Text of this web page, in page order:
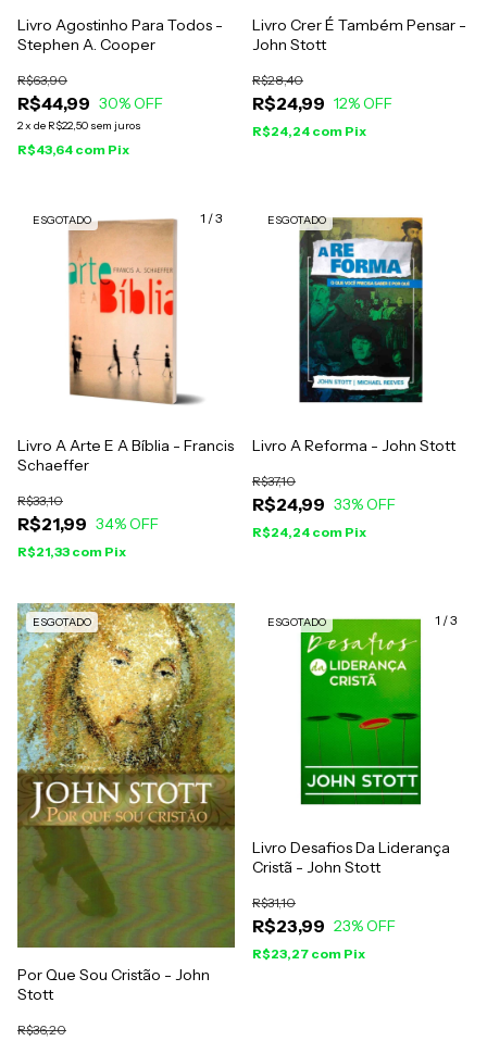
Livro Agostinho Para Todos -
Stephen A. Cooper
R$44,99
R$63,90
30% OFF
2x de R$22,50 sem juros
R$43,64 com Pix
Livro Crer É Também Pensar -
John Stott
R$24,99
R$28,40
12% OFF
R$24,24 com Pix
1 /3
ESGOTADO
Livro A Arte E A Bíblia - Francis
Schaeffer
R$21,99
R$33,10
34% OFF
R$21,33 com Pix
ESGOTADO
Livro A Reforma - John Stott
R$24,99
R$37,10
33% OFF
R$24,24 com Pix
ESGOTADO
Por Que Sou Cristão - John
Stott
R$36,20
1 /3
ESGOTADO
Livro Desafios Da Liderança
Cristã - John Stott
R$23,99
R$31,10
23% OFF
R$23,27 com Pix